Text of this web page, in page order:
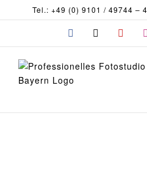
Inhalt
Tel.: +49 (0) 9101 / 49744 –
Facebook